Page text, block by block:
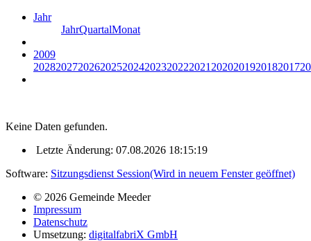
Jahr
JahrQuartalMonat
2009
20282027202620252024202320222021 2020201920182017
Keine Daten gefunden.
Letzte Änderung: 07.08.2026 18:15:19
Software: Sitzungsdienst Session(Wird in neuem Fenster geöffnet)
© 2026 Gemeinde Meeder
Impressum
Datenschutz
Umsetzung: digitalfabriX GmbH